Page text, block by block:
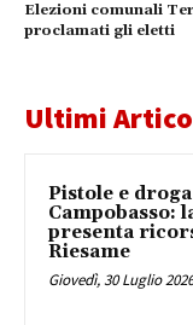
Elezioni comunali
proclamati gli eletti
Ultimi
Pistole e
Campobasso:
presenta
Riesame
Giovedì, 30 Luglio 2026